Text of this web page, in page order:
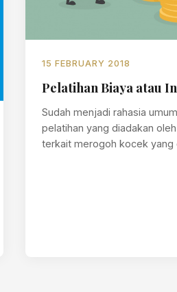
15 FEBRUARY 2018
Pelatihan Biaya atau
Sudah menjadi rahasia
pelatihan yang diadakan
terkait merogoh kocek yang